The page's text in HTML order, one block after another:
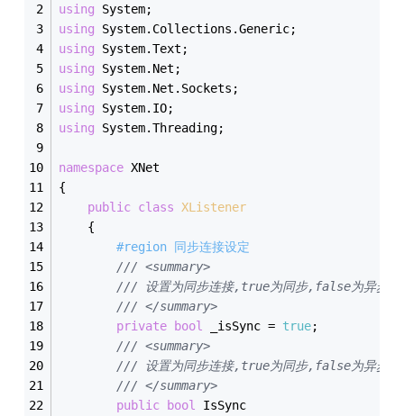
using System;
using System.Collections.Generic;
using System.Text;
using System.Net;
using System.Net.Sockets;
using System.IO;
using System.Threading;
namespace XNet
{
public class
XListener
    {
#region 同步连接设定
/// <summary>
/// 设置为同步连接,true为同步,false为异步
/// </summary>
private
bool _isSync = true;
/// <summary>
/// 设置为同步连接,true为同步,false为异步
/// </summary>
public
bool
IsSync